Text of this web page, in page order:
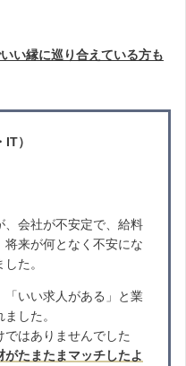
い縁に巡り合えている方も
）
会社が不安定で、給料
将来が何となく不安にな
た。
いい求人がある」と業
した。
はありませんでした
たまたまマッチしたよ